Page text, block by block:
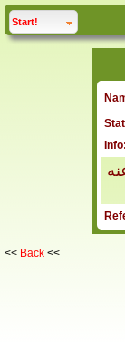
Start! click to
Info:
<< Back <<